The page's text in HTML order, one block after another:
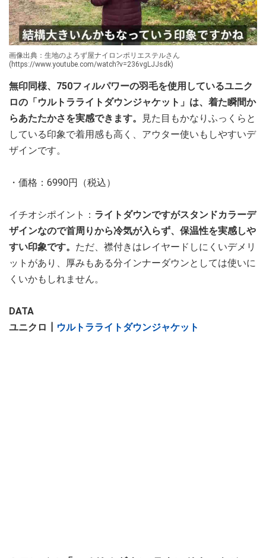
画像出典：生地のよろず屋ナイロンポリエステルさん
(https://www.youtube.com/watch?v=236vgLJJsdk)
無印同様、750フィルパワーの羽毛を使用しているユニク
ロの「ウルトラライトダウンジャケット」は、着た瞬間か
らあたたかさを実感できます。
見た目もかなりふっくらと
している印象で着用感も高く、アウター使いもしやすいデ
ザインです。
・価格：6990円（税込）
イチオシポイント： ライトダウンですがスタンドカラーデ
ザインなので首周りから冷気が入らず、保温性を実感しや
すい印象です。 ただ、襟付きはレイヤードしにくいデメリ
ットがあり、厚みもある分インナーダウンとしては使いに
くいかもしれません。
DATA
ユニクロ┃
ウルトラライトダウンジャケット